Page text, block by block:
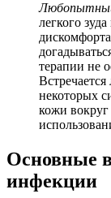
легкого
терапии не
некоторых
кожи вокруг
Основные
инфекции